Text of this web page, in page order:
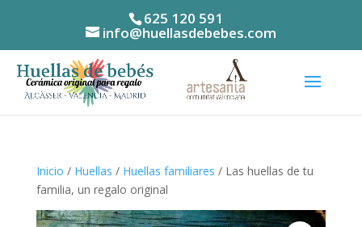
625 120 591
info@huellasdebebes.com
Inicio / Huellas / Huellas familiares / Las huellas de tu
familia, un regalo original